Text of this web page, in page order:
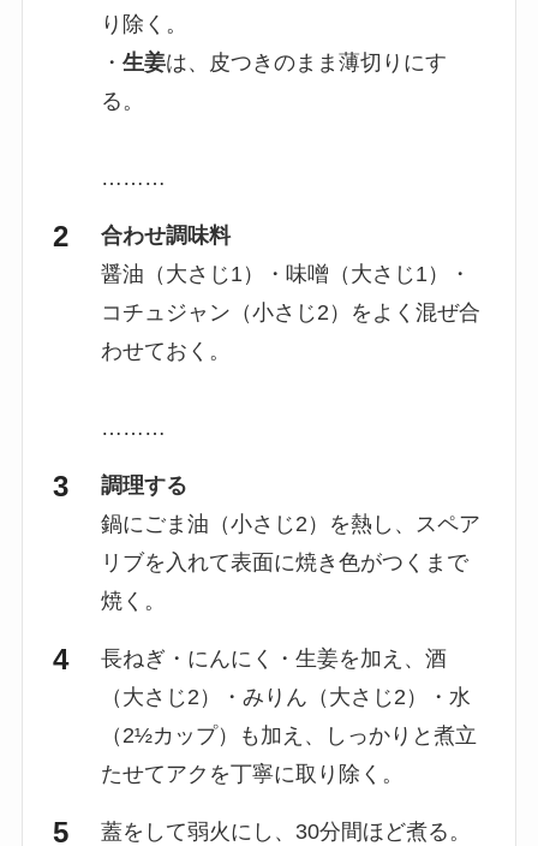
り除く。
・ 生姜は、皮つきのまま薄切りにす
る。
………
合わせ調味料
醤油（大さじ1）・味噌（大さじ1）・
コチュジャン（小さじ2）をよく混ぜ合
わせておく。
………
調理する
鍋にごま油（小さじ2）を熱し、スペア
リブを入れて表面に焼き色がつくまで
焼く。
長ねぎ・にんにく・生姜を加え、酒
（大さじ2）・みりん（大さじ2）・水
（2½カップ）も加え、しっかりと煮立
たせてアクを丁寧に取り除く。
蓋をして弱火にし、30分間ほど煮る。